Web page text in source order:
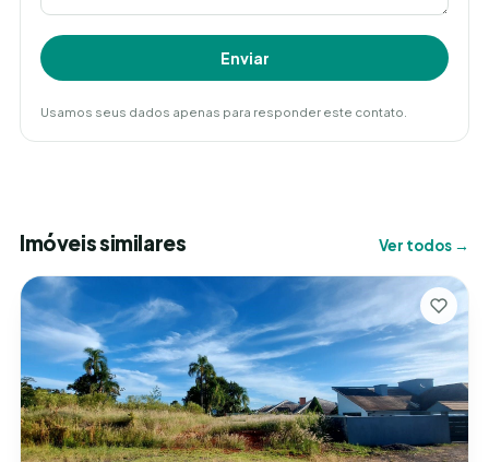
Enviar
Usamos seus dados apenas para responder este contato.
Imóveis similares Ver todos →